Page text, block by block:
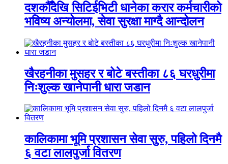
दशकौँदेखि सिटिईभिटी धानेका करार कर्मचारीको
भविष्य अन्योलमा, सेवा सुरक्षा माग्दै आन्दोलन
खैरहनीका मुसहर र बोटे बस्तीका ८६ घरधुरीमा
निःशुल्क खानेपानी धारा जडान
कालिकामा भूमि प्रशासन सेवा सुरु, पहिलो दिनमै
६ वटा लालपुर्जा वितरण